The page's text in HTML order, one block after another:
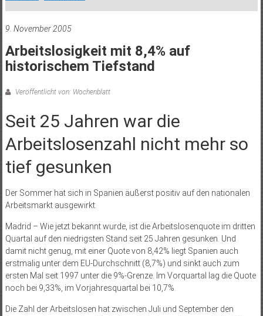
9. November 2005
Arbeitslosigkeit mit 8,4% auf
historischem Tiefstand
Veröffentlicht von: Wochenblatt
Seit 25 Jahren war die
Arbeitslosenzahl nicht mehr so
tief gesunken
Der Sommer hat sich in Spanien äußerst positiv auf den nationalen
Arbeitsmarkt ausgewirkt.
Madrid – Wie jetzt bekannt wurde, ist die Arbeitslosenquote im dritten
Quartal auf den niedrigsten Stand seit 25 Jahren gesunken. Und
damit nicht genug, mit einer Quote von 8,42% liegt Spanien auch
erstmalig unter dem EU-Durchschnitt (8,7%) und sinkt auch zum
ersten Mal seit 1997 unter die 9%-Grenze. Im Vorquartal lag die Quote
noch bei 9,33%, im Vorjahresquartal bei 10,7%.
Die Zahl der Arbeitslosen hat zwischen Juli und September den